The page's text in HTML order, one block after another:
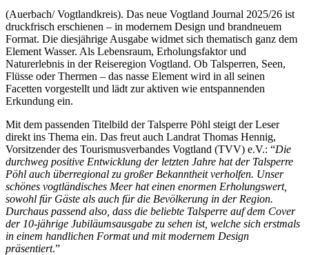
(Auerbach/ Vogtlandkreis). Das neue Vogtland Journal 2025/26 ist
druckfrisch erschienen – in modernem Design und brandneuem
Format. Die diesjährige Ausgabe widmet sich thematisch ganz dem
Element Wasser. Als Lebensraum, Erholungsfaktor und
Naturerlebnis in der Reiseregion Vogtland. Ob Talsperren, Seen,
Flüsse oder Thermen – das nasse Element wird in all seinen
Facetten vorgestellt und lädt zur aktiven wie entspannenden
Erkundung ein.
Mit dem passenden Titelbild der Talsperre Pöhl steigt der Leser
direkt ins Thema ein. Das freut auch Landrat Thomas Hennig,
Vorsitzender des Tourismusverbandes Vogtland (TVV) e.V.: “Die
durchweg positive Entwicklung der letzten Jahre hat der Talsperre
Pöhl auch überregional zu großer Bekanntheit verholfen. Unser
schönes vogtländisches Meer hat einen enormen Erholungswert,
sowohl für Gäste als auch für die Bevölkerung in der Region.
Durchaus passend also, dass die beliebte Talsperre auf dem Cover
der 10-jährige Jubiläumsausgabe zu sehen ist, welche sich erstmals
in einem handlichen Format und mit modernem Design
präsentiert.”